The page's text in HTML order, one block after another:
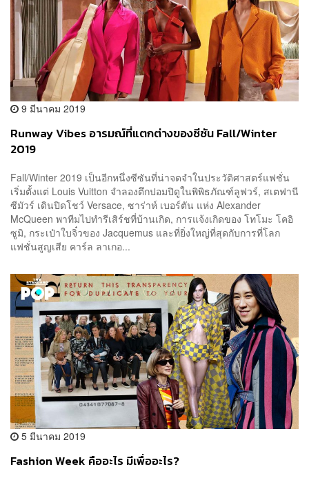
9 มีนาคม 2019
Runway Vibes อารมณ์ที่แตกต่างของซีซัน Fall/Winter
2019
Fall/Winter 2019 เป็นอีกหนึ่งซีซันที่น่าจดจำในประวัติศาสตร์แฟชั่น
เริ่มตั้งแต่ Louis Vuitton จำลองตึกปอมปิดูในพิพิธภัณฑ์ลูฟวร์, สเตฟานี
ซีมัวร์ เดินปิดโชว์ Versace, ซาร่าห์ เบอร์ตัน แห่ง Alexander
McQueen พาทีมไปทำรีเสิร์ชที่บ้านเกิด, การแจ้งเกิดของ โทโมะ โคอิ
ซูมิ, กระเป๋าใบจิ๋วของ Jacquemus และที่ยิ่งใหญ่ที่สุดกับการที่โลก
แฟชั่นสูญเสีย คาร์ล ลาเกอ...
5 มีนาคม 2019
Fashion Week คืออะไร มีเพื่ออะไร?